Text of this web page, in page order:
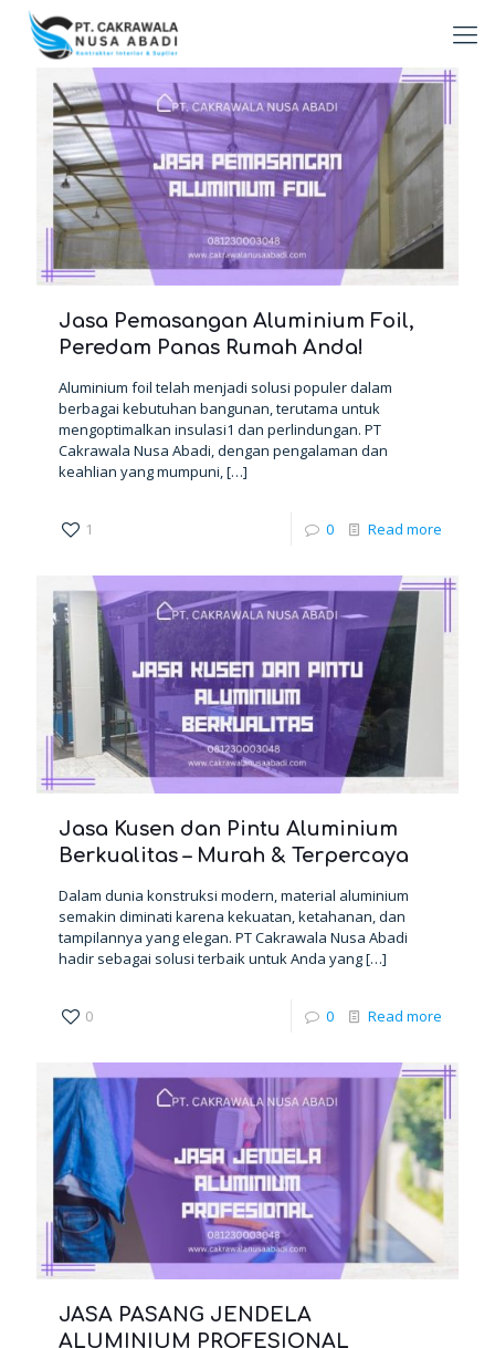
Jasa Pemasangan Aluminium Foil,
Peredam Panas Rumah Anda!
Aluminium foil telah menjadi solusi populer dalam
berbagai kebutuhan bangunan, terutama untuk
mengoptimalkan insulasi1 dan perlindungan. PT
Cakrawala Nusa Abadi, dengan pengalaman dan
keahlian yang mumpuni,[…]
1 0 Read more
Jasa Kusen dan Pintu Aluminium
Berkualitas – Murah & Terpercaya
Dalam dunia konstruksi modern, material aluminium
semakin diminati karena kekuatan, ketahanan, dan
tampilannya yang elegan. PT Cakrawala Nusa Abadi
hadir sebagai solusi terbaik untuk Anda yang[…]
0 0 Read more
JASA PASANG JENDELA
ALUMINIUM PROFESIONAL